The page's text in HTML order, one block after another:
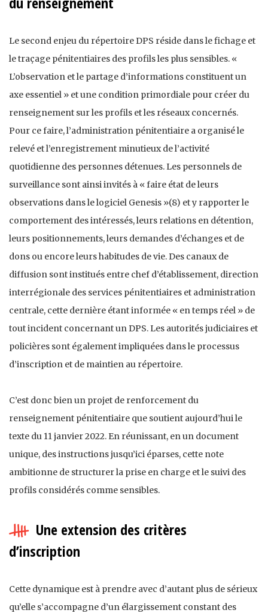
Le second enjeu du répertoire DPS réside dans le fichage et
le traçage pénitentiaires des profils les plus sensibles. «
L’observation et le partage d’informations constituent un
axe essentiel » et une condition primordiale pour créer du
renseignement sur les profils et les réseaux concernés.
Pour ce faire, l’administration pénitentiaire a organisé le
relevé et l’enregistrement minutieux de l’activité
quotidienne des personnes détenues. Les personnels de
surveillance sont ainsi invités à « faire état de leurs
observations dans le logiciel Genesis »(8) et y rapporter le
comportement des intéressés, leurs relations en détention,
leurs positionnements, leurs demandes d’échanges et de
dons ou encore leurs habitudes de vie. Des canaux de
diffusion sont institués entre chef d’établissement, direction
interrégionale des services pénitentiaires et administration
centrale, cette dernière étant informée « en temps réel » de
tout incident concernant un DPS. Les autorités judiciaires et
policières sont également impliquées dans le processus
d’inscription et de maintien au répertoire.
C’est donc bien un projet de renforcement du
renseignement pénitentiaire que soutient aujourd’hui le
texte du 11 janvier 2022. En réunissant, en un document
unique, des instructions jusqu’ici éparses, cette note
ambitionne de structurer la prise en charge et le suivi des
profils considérés comme sensibles.
Une extension des critères
d’inscription
Cette dynamique est à prendre avec d’autant plus de sérieux
qu’elle s’accompagne d’un élargissement constant des